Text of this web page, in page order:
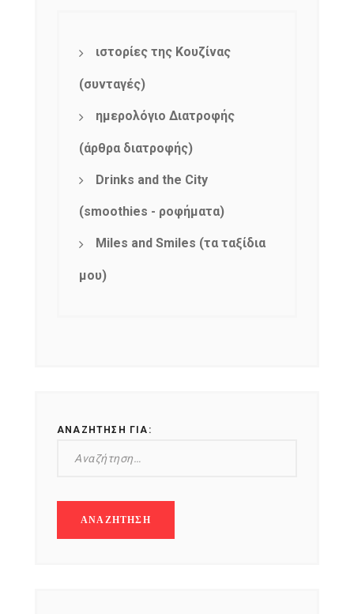
ιστορίες της Κουζίνας
(συνταγές)
ημερολόγιο Διατροφής
(άρθρα διατροφής)
Drinks and the City
(smoothies - ροφήματα)
Miles and Smiles (τα ταξίδια
μου)
ΑΝΑΖΉΤΗΣΗ ΓΙΑ: